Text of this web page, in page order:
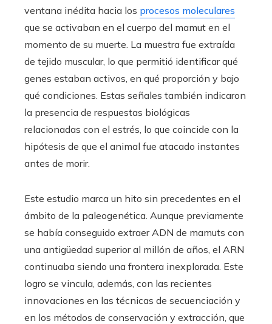
ventana inédita hacia los procesos moleculares
que se activaban en el cuerpo del mamut en el
momento de su muerte. La muestra fue extraída
de tejido muscular, lo que permitió identificar qué
genes estaban activos, en qué proporción y bajo
qué condiciones. Estas señales también indicaron
la presencia de respuestas biológicas
relacionadas con el estrés, lo que coincide con la
hipótesis de que el animal fue atacado instantes
antes de morir.
Este estudio marca un hito sin precedentes en el
ámbito de la paleogenética. Aunque previamente
se había conseguido extraer ADN de mamuts con
una antigüedad superior al millón de años, el ARN
continuaba siendo una frontera inexplorada. Este
logro se vincula, además, con las recientes
innovaciones en las técnicas de secuenciación y
en los métodos de conservación y extracción, que